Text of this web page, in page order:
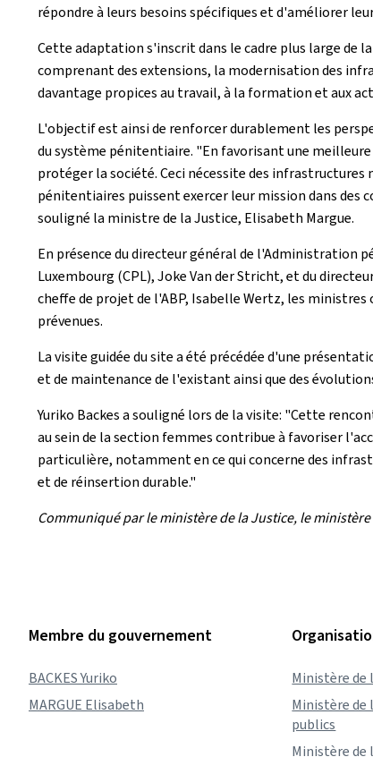
répondre à leurs besoins spécifiques et d'améliorer
Cette adaptation s'inscrit dans le cadre plus large de
comprenant des extensions, la modernisation des
davantage propices au travail, à la formation et aux
L'objectif est ainsi de renforcer durablement les
du système pénitentiaire. "En favorisant une
protéger la société. Ceci nécessite des
pénitentiaires puissent exercer leur mission dans des
souligné la ministre de la Justice, Elisabeth Margue.
En présence du directeur général de l'Administration
Luxembourg (CPL), Joke Van der Stricht, et du
cheffe de projet de l'ABP, Isabelle Wertz, les
prévenues.
La visite guidée du site a été précédée d'une
et de maintenance de l'existant ainsi que des
Yuriko Backes a souligné lors de la visite: "Cette
au sein de la section femmes contribue à favoriser
particulière, notamment en ce qui concerne des
et de réinsertion durable."
Communiqué par le ministère de la Justice, le
Membre du gouvernement
BACKES Yuriko
MARGUE Elisabeth
Ministère de
Ministère de
publics
Ministère de